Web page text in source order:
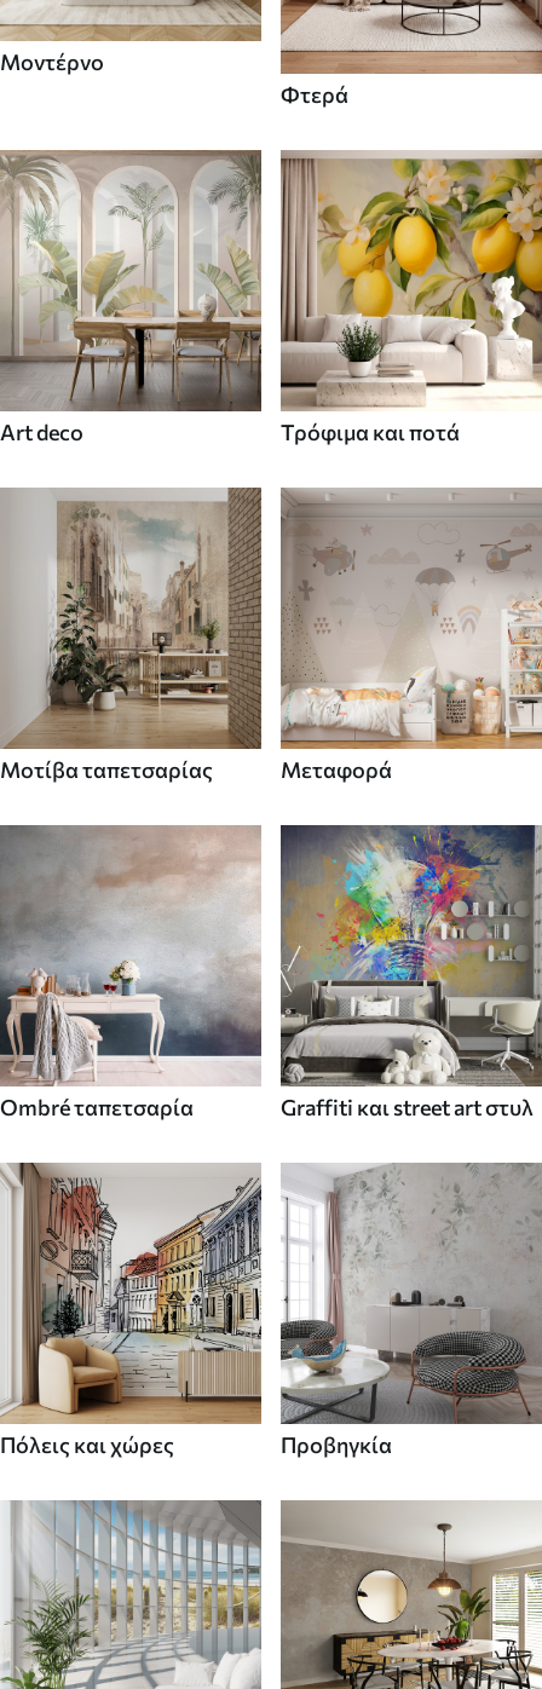
Μοντέρνο
Φτερά
Art deco Τρόφιμα και ποτά
Μοτίβα ταπετσαρίας Μεταφορά
Ombré ταπετσαρία Graffiti και street art στυλ
Πόλεις και χώρες Προβηγκία